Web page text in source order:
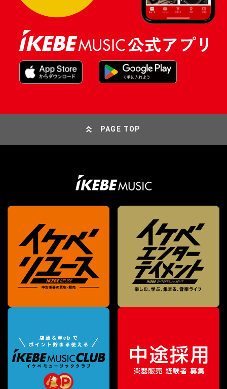
PAGE TOP